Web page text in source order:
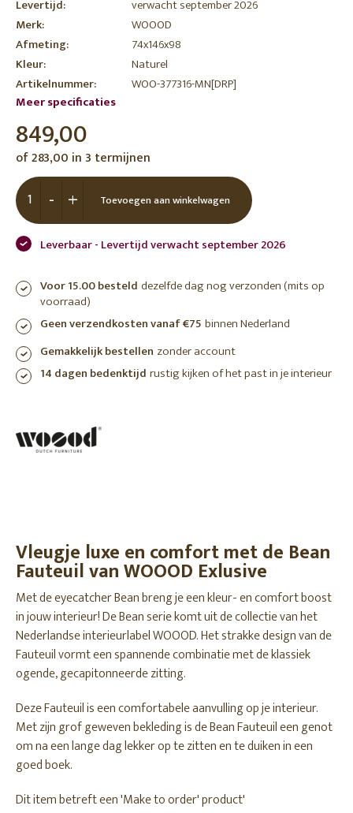
Levertijd:
verwacht september 2026
Merk:
WOOOD
Afmeting:
74x146x98
Kleur:
Naturel
Artikelnummer:
WOO-377316-MN[DRP]
Meer specificaties
849,00
of 283,00 in 3 termijnen
+
- Toevoegen aan winkelwagen
Leverbaar - Levertijd verwacht september 2026
Voor 15.00 besteld dezelfde dag nog verzonden (mits op
voorraad)
Geen verzendkosten vanaf €75 binnen Nederland
Gemakkelijk bestellen zonder account
14 dagen bedenktijd rustig kijken of het past in je interieur
Vleugje luxe en comfort met de Bean
Fauteuil van WOOOD Exlusive
Met de eyecatcher Bean breng je een kleur- en comfort boost
in jouw interieur! De Bean serie komt uit de collectie van het
Nederlandse interieurlabel WOOOD. Het strakke design van de
Fauteuil vormt een spannende combinatie met de klassiek
ogende, gecapitonneerde zitting.
Deze Fauteuil is een comfortabele aanvulling op je interieur.
Met zijn grof geweven bekleding is de Bean Fauteuil een genot
om na een lange dag lekker op te zitten en te duiken in een
goed boek.
Dit item betreft een 'Make to order' product'